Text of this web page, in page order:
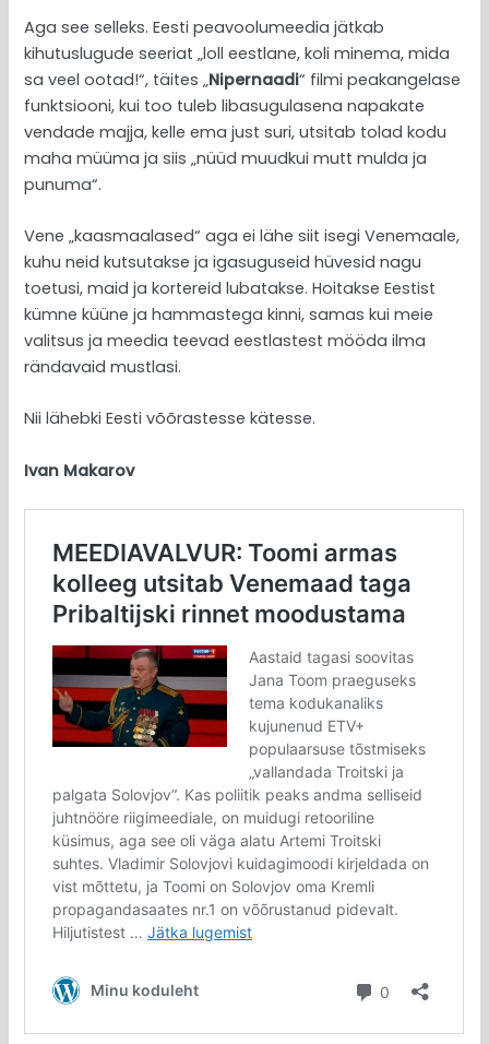
Aga see selleks. Eesti peavoolumeedia jätkab
kihutuslugude seeriat „loll eestlane, koli minema, mida
sa veel ootad!“, täites „Nipernaadi“ filmi peakangelase
funktsiooni, kui too tuleb libasugulasena napakate
vendade majja, kelle ema just suri, utsitab tolad kodu
maha müüma ja siis „nüüd muudkui mutt mulda ja
punuma“.
Vene „kaasmaalased“ aga ei lähe siit isegi Venemaale,
kuhu neid kutsutakse ja igasuguseid hüvesid nagu
toetusi, maid ja kortereid lubatakse. Hoitakse Eestist
kümne küüne ja hammastega kinni, samas kui meie
valitsus ja meedia teevad eestlastest mööda ilma
rändavaid mustlasi.
Nii lähebki Eesti võõrastesse kätesse.
Ivan Makarov